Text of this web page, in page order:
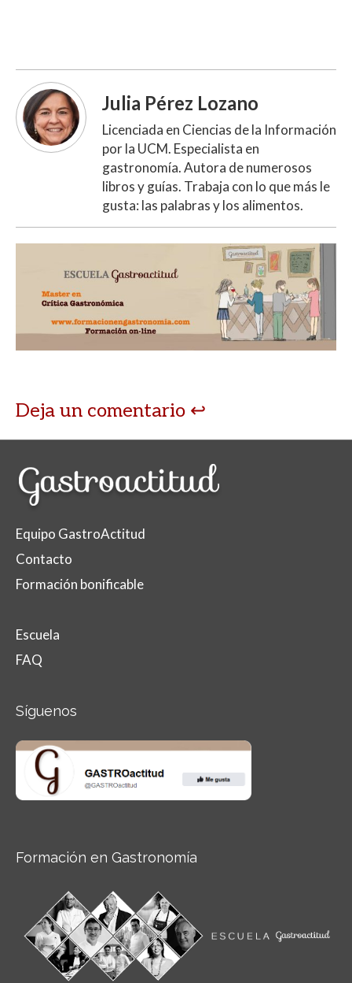
Julia Pérez Lozano
Licenciada en Ciencias de la Información
por la UCM. Especialista en
gastronomía. Autora de numerosos
libros y guías. Trabaja con lo que más le
gusta: las palabras y los alimentos.
Deja un comentario
Equipo GastroActitud
Contacto
Formación bonificable
Escuela
FAQ
Síguenos
Formación en Gastronomía